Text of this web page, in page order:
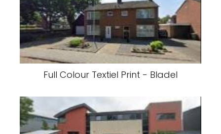
Full Colour Textiel Print - Bladel